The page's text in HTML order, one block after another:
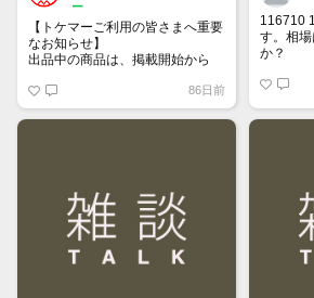
ー
【トケマーご利用の皆さまへ重要
なお知らせ】
出品中の商品は、掲載開始から
「下書き」へ戻ります。
トップページでお気に入り登録が
86日前
116710
す。相
か？